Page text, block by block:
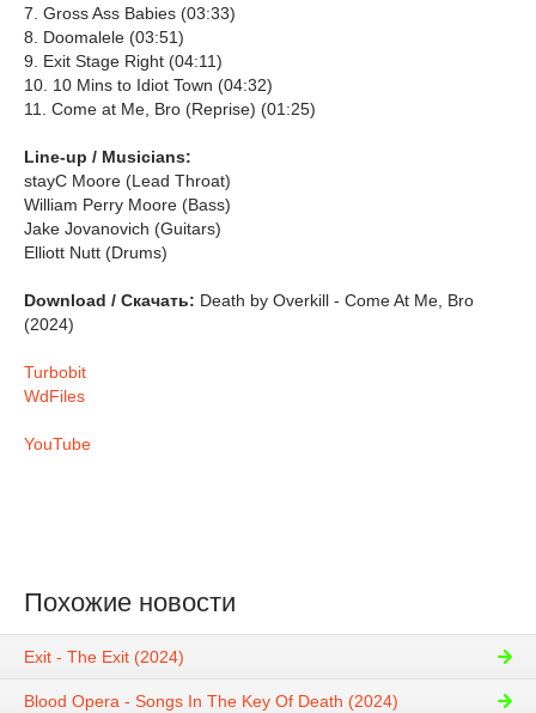
7. Gross Ass Babies (03:33)
8. Doomalele (03:51)
9. Exit Stage Right (04:11)
10. 10 Mins to Idiot Town (04:32)
11. Come at Me, Bro (Reprise) (01:25)
Line-up / Musicians:
stayC Moore (Lead Throat)
William Perry Moore (Bass)
Jake Jovanovich (Guitars)
Elliott Nutt (Drums)
Download / Скачать: Death by Overkill - Come At Me, Bro
(2024)
Turbobit
WdFiles
YouTube
Похожие новости
Exit - The Exit (2024)
Blood Opera - Songs In The Key Of Death (2024)